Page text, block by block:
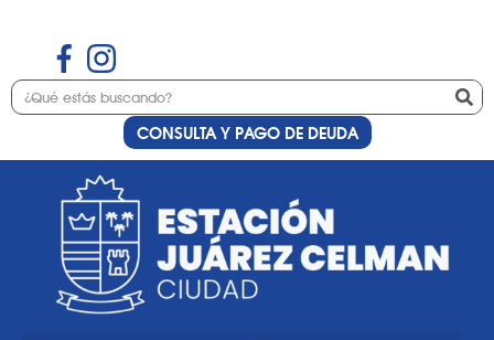
CONSULTA Y PAGO DE DEUDA
Día:30 de mayo de
2019